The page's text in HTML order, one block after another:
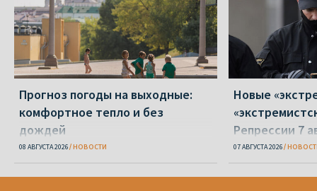
Прогноз погоды на выходные:
комфортное тепло и без
дождей
08 АВГУСТА 2026 НОВОСТИ
Новые
Репрессии 7
07 АВГУСТА 2026